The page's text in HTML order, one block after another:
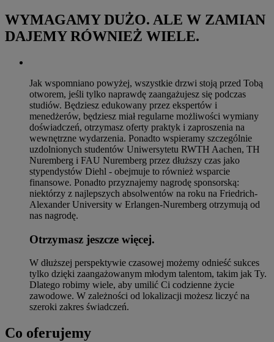
WYMAGAMY DUŻO. ALE W ZAMIAN
DAJEMY RÓWNIEŻ WIELE.
Jak wspomniano powyżej, wszystkie drzwi stoją przed Tobą
otworem, jeśli tylko naprawdę zaangażujesz się podczas
studiów. Będziesz edukowany przez ekspertów i
menedżerów, będziesz miał regularne możliwości wymiany
doświadczeń, otrzymasz oferty praktyk i zaproszenia na
wewnętrzne wydarzenia. Ponadto wspieramy szczególnie
uzdolnionych studentów Uniwersytetu RWTH Aachen, TH
Nuremberg i FAU Nuremberg przez dłuższy czas jako
stypendystów Diehl - obejmuje to również wsparcie
finansowe. Ponadto przyznajemy nagrodę sponsorską:
niektórzy z najlepszych absolwentów na roku na Friedrich-
Alexander University w Erlangen-Nuremberg otrzymują od
nas nagrodę.
Otrzymasz jeszcze więcej.
W dłuższej perspektywie czasowej możemy odnieść sukces
tylko dzięki zaangażowanym młodym talentom, takim jak Ty.
Dlatego robimy wiele, aby umilić Ci codzienne życie
zawodowe. W zależności od lokalizacji możesz liczyć na
szeroki zakres świadczeń.
Co oferujemy